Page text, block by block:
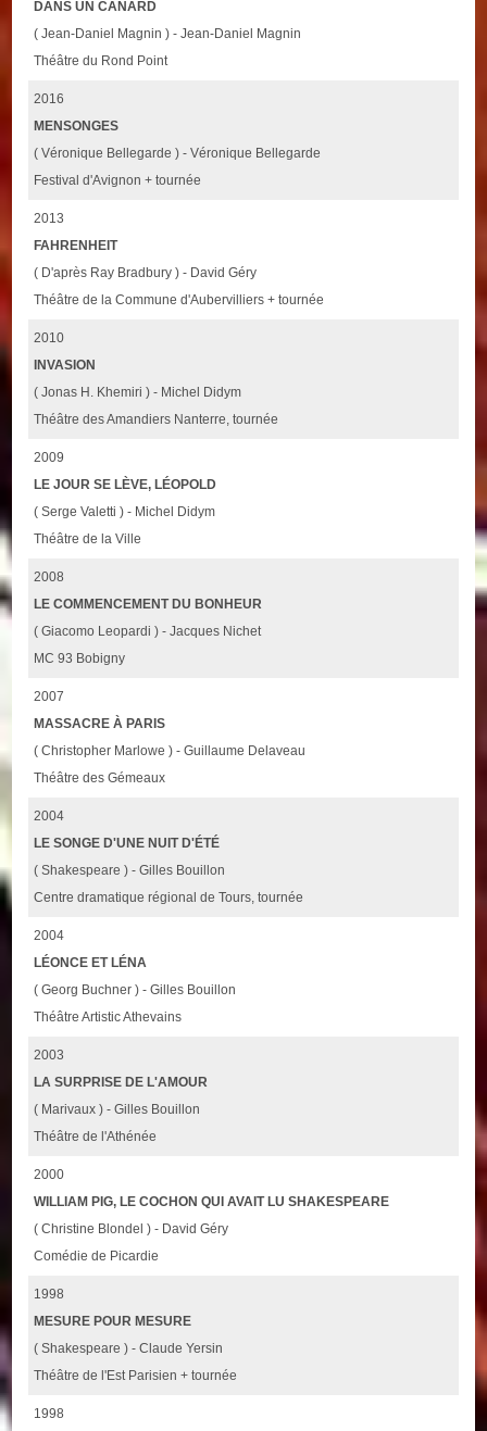
DANS UN CANARD
( Jean-Daniel Magnin ) - Jean-Daniel Magnin
Théâtre du Rond Point
2016
MENSONGES
( Véronique Bellegarde ) - Véronique Bellegarde
Festival d'Avignon + tournée
2013
FAHRENHEIT
( D'après Ray Bradbury ) - David Géry
Théâtre de la Commune d'Aubervilliers + tournée
2010
INVASION
( Jonas H. Khemiri ) - Michel Didym
Théâtre des Amandiers Nanterre, tournée
2009
LE JOUR SE LÈVE, LÉOPOLD
( Serge Valetti ) - Michel Didym
Théâtre de la Ville
2008
LE COMMENCEMENT DU BONHEUR
( Giacomo Leopardi ) - Jacques Nichet
MC 93 Bobigny
2007
MASSACRE À PARIS
( Christopher Marlowe ) - Guillaume Delaveau
Théâtre des Gémeaux
2004
LE SONGE D'UNE NUIT D'ÉTÉ
( Shakespeare ) - Gilles Bouillon
Centre dramatique régional de Tours, tournée
2004
LÉONCE ET LÉNA
( Georg Buchner ) - Gilles Bouillon
Théâtre Artistic Athevains
2003
LA SURPRISE DE L'AMOUR
( Marivaux ) - Gilles Bouillon
Théâtre de l'Athénée
2000
WILLIAM PIG, LE COCHON QUI AVAIT LU SHAKESPEARE
( Christine Blondel ) - David Géry
Comédie de Picardie
1998
MESURE POUR MESURE
( Shakespeare ) - Claude Yersin
Théâtre de l'Est Parisien + tournée
1998